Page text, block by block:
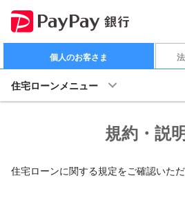
個人のお客さま
住宅ローンメニュー
規約・説
住宅ローンに関する規定をご確認いただ